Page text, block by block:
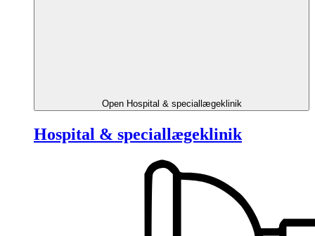
Open Hospital & speciallægeklinik
Hospital & speciallægeklinik